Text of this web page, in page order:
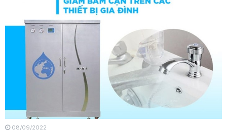
08/09/2022